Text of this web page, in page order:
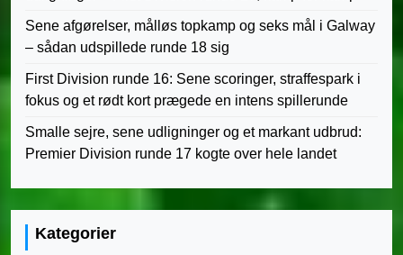
Sene afgørelser, målløs topkamp og seks mål i Galway
– sådan udspillede runde 18 sig
First Division runde 16: Sene scoringer, straffespark i
fokus og et rødt kort prægede en intens spillerunde
Smalle sejre, sene udligninger og et markant udbrud:
Premier Division runde 17 kogte over hele landet
Kategorier